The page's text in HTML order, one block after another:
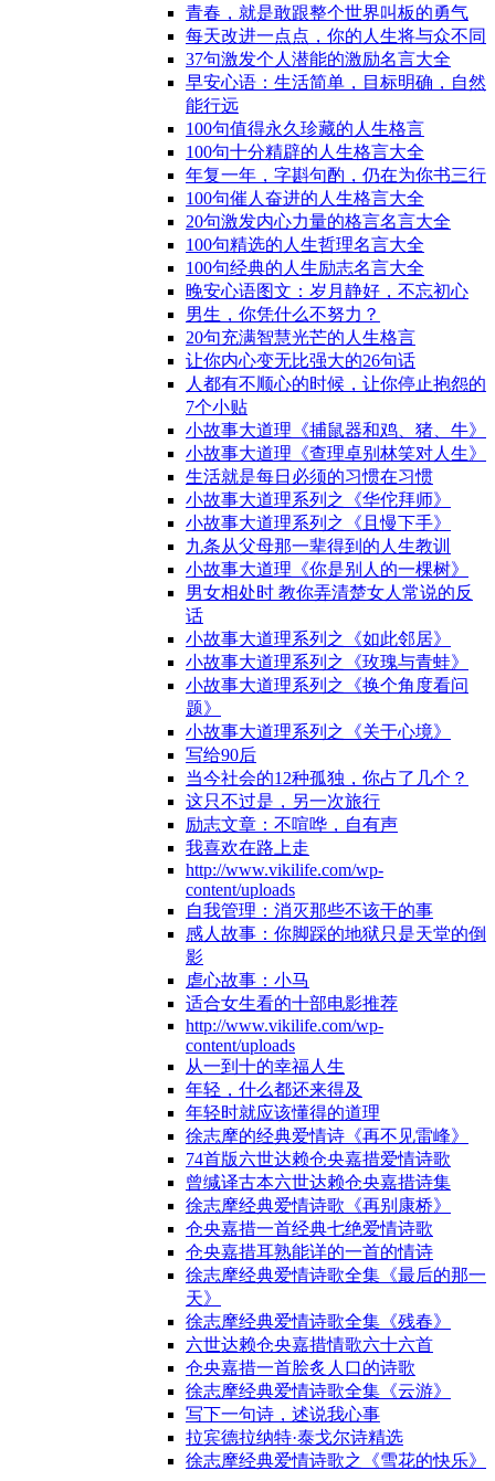
青春，就是敢跟整个世界叫板的勇气
每天改进一点点，你的人生将与众不同
37句激发个人潜能的激励名言大全
早安心语：生活简单，目标明确，自然
能行远
100句值得永久珍藏的人生格言
100句十分精辟的人生格言大全
年复一年，字斟句酌，仍在为你书三行
100句催人奋进的人生格言大全
20句激发内心力量的格言名言大全
100句精选的人生哲理名言大全
100句经典的人生励志名言大全
晚安心语图文：岁月静好，不忘初心
男生，你凭什么不努力？
20句充满智慧光芒的人生格言
让你内心变无比强大的26句话
人都有不顺心的时候，让你停止抱怨的
7个小贴
小故事大道理《捕鼠器和鸡、猪、牛》
小故事大道理《查理卓别林笑对人生》
生活就是每日必须的习惯在习惯
小故事大道理系列之《华佗拜师》
小故事大道理系列之《且慢下手》
九条从父母那一辈得到的人生教训
小故事大道理《你是别人的一棵树》
男女相处时 教你弄清楚女人常说的反
话
小故事大道理系列之《如此邻居》
小故事大道理系列之《玫瑰与青蛙》
小故事大道理系列之《换个角度看问
题》
小故事大道理系列之《关于心境》
写给90后
当今社会的12种孤独，你占了几个？
这只不过是，另一次旅行
励志文章：不喧哗，自有声
我喜欢在路上走
http://www.vikilife.com/wp-
content/uploads
自我管理：消灭那些不该干的事
感人故事：你脚踩的地狱只是天堂的倒
影
虐心故事：小马
适合女生看的十部电影推荐
http://www.vikilife.com/wp-
content/uploads
从一到十的幸福人生
年轻，什么都还来得及
年轻时就应该懂得的道理
徐志摩的经典爱情诗《再不见雷峰》
74首版六世达赖仓央嘉措爱情诗歌
曾缄译古本六世达赖仓央嘉措诗集
徐志摩经典爱情诗歌《再别康桥》
仓央嘉措一首经典七绝爱情诗歌
仓央嘉措耳熟能详的一首的情诗
徐志摩经典爱情诗歌全集《最后的那一
天》
徐志摩经典爱情诗歌全集《残春》
六世达赖仓央嘉措情歌六十六首
仓央嘉措一首脍炙人口的诗歌
徐志摩经典爱情诗歌全集《云游》
写下一句诗，述说我心事
拉宾德拉纳特·泰戈尔诗精选
徐志摩经典爱情诗歌之《雪花的快乐》